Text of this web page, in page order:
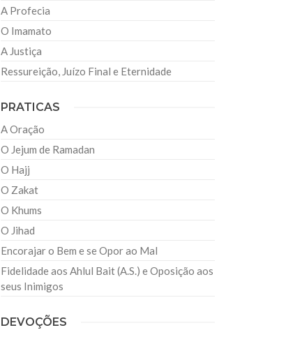
A Profecia
O Imamato
A Justiça
Ressureição, Juízo Final e Eternidade
PRATICAS
A Oração
O Jejum de Ramadan
O Hajj
O Zakat
O Khums
O Jihad
Encorajar o Bem e se Opor ao Mal
Fidelidade aos Ahlul Bait (A.S.) e Oposição aos
seus Inimigos
DEVOÇÕES